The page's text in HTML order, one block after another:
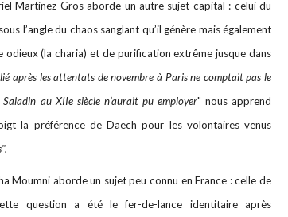
Martinez-Gros aborde un autre sujet capital : celui du
l’angle du chaos sanglant qu’il génère mais également
odieux (la charia) et de purification extrême jusque dans
après les attentats de novembre à Paris ne comptait pas le
au XIIe siècle n’aurait pu employer" nous apprend
la préférence de Daech pour les volontaires venus
Moumni aborde un sujet peu connu en France : celle de
question a été le fer-de-lance identitaire après